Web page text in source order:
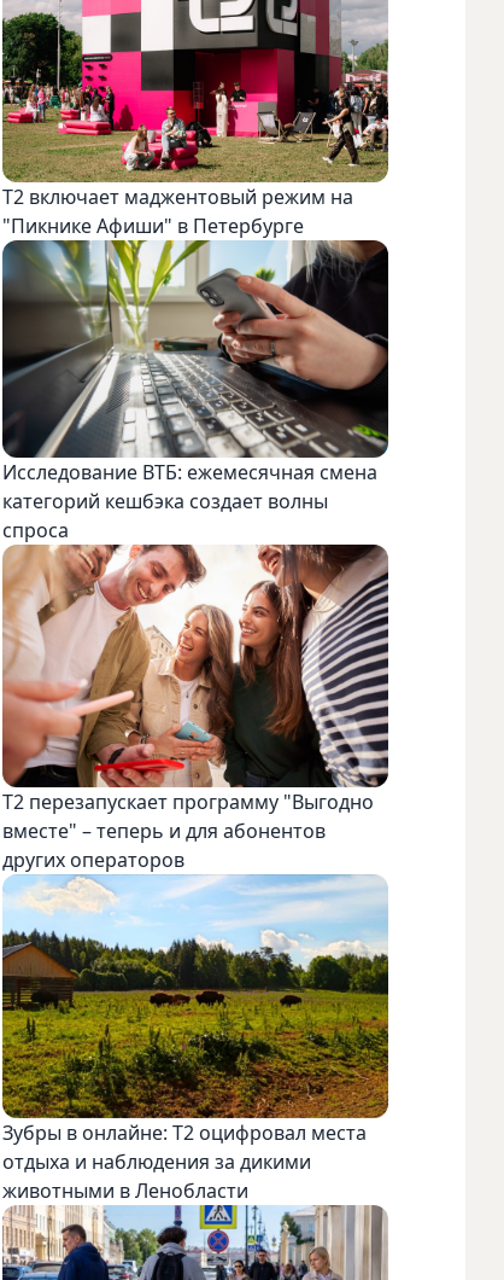
Т2 включает маджентовый режим на
"Пикнике Афиши" в Петербурге
Исследование ВТБ: ежемесячная смена
категорий кешбэка создает волны
спроса
Т2 перезапускает программу "Выгодно
вместе" – теперь и для абонентов
других операторов
Зубры в онлайне: Т2 оцифровал места
отдыха и наблюдения за дикими
животными в Ленобласти